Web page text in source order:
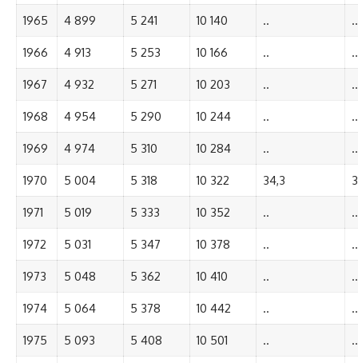
1965 4 899 5 241 10 140 .. ..
1966 4 913 5 253 10 166 .. ..
1967 4 932 5 271 10 203 .. ..
1968 4 954 5 290 10 244 .. ..
1969 4 974 5 310 10 284 .. ..
1970 5 004 5 318 10 322 34,3
1971 5 019 5 333 10 352 .. ..
1972 5 031 5 347 10 378 .. ..
1973 5 048 5 362 10 410 .. ..
1974 5 064 5 378 10 442 .. ..
1975 5 093 5 408 10 501 .. ..